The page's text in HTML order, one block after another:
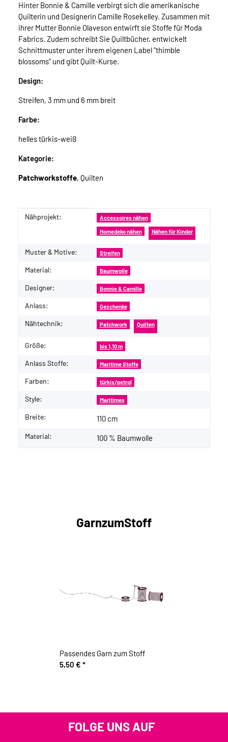
Hinter Bonnie & Camille verbirgt sich die amerikanische
Quilterin und Designerin Camille Rosekelley. Zusammen mit
ihrer Mutter Bonnie Olaveson entwirft sie Stoffe für Moda
Fabrics. Zudem schreibt Sie Quiltbücher, entwickelt
Schnittmuster unter ihrem eigenen Label "thimble
blossoms" und gibt Quilt-Kurse.
Design:
Streifen, 3 mm und 6 mm breit
Farbe:
helles türkis-weiß
Kategorie:
Patchworkstoffe, Quilten
Produkteigenschaft
Wert
Nähprojekt: Accessoires nähen
Homedeko nähen Nähen für Kinder
Muster & Motive: Streifen
Material: Baumwolle
Designer: Bonnie & Camille
Anlass: Geschenke
Nähtechnik: Patchwork Quilten
Größe: bis 1,10 m
Anlass Stoffe: Maritime Stoffe
Farben: türkis/petrol
Style: Maritimes
Breite: 110 cm
Material: 100 % Baumwolle
GarnzumStoff
Passendes Garn zum Stoff
5,50 € *
FOLGE UNS AUF